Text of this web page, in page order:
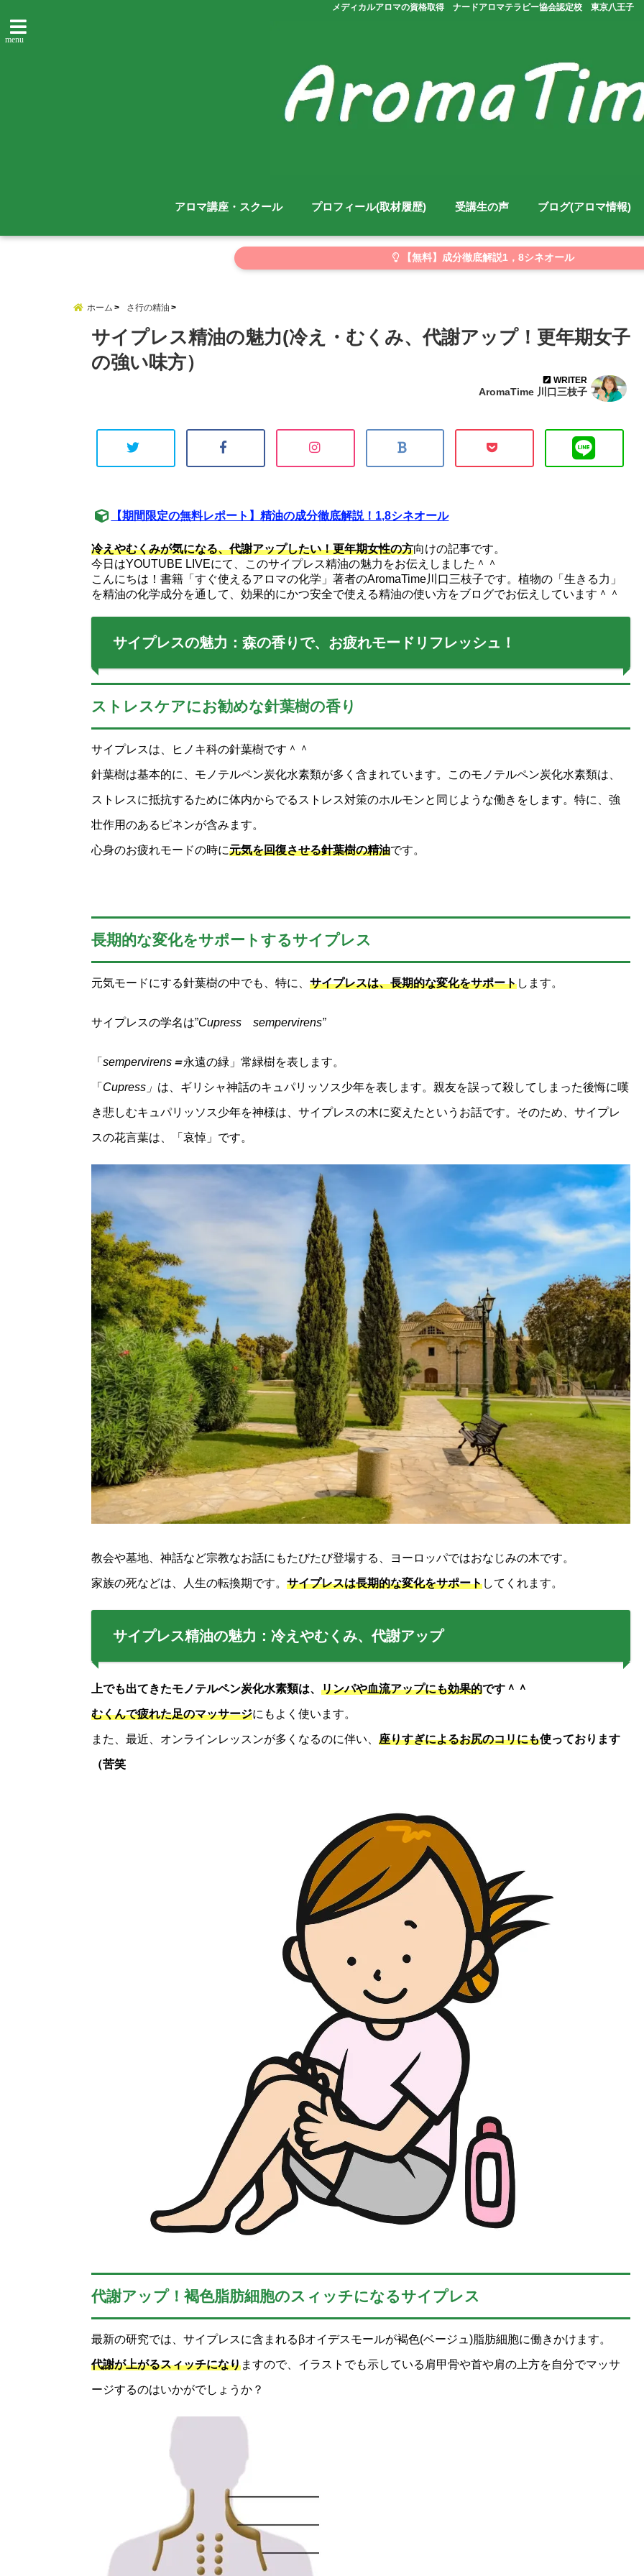
メディカルアロマの資格取得 ナードアロマテラピー協会認定校 東京八王子
menu
アロマ講座・スクール プロフィール(取材履歴) 受講生の声 ブログ(アロマ情報)
【無料】成分徹底解説1，8シネオール
ホーム さ行の精油
サイプレス精油の魅力(冷え・むくみ、代謝アップ！更年期女子
の強い味方）
WRITER
AromaTime 川口三枝子
【期間限定の無料レポート】精油の成分徹底解説！1,8シネオール
冷えやむくみが気になる、代謝アップしたい！更年期女性の方向けの記事です。
今日はYOUTUBE LIVEにて、このサイプレス精油の魅力をお伝えしました＾＾
こんにちは！書籍「すぐ使えるアロマの化学」著者のAromaTime川口三枝子です。植物の「生きる力」
を精油の化学成分を通して、効果的にかつ安全で使える精油の使い方をブログでお伝えしています＾＾
サイプレスの魅力：森の香りで、お疲れモードリフレッシュ！
ストレスケアにお勧めな針葉樹の香り
サイプレスは、ヒノキ科の針葉樹です＾＾
針葉樹は基本的に、モノテルペン炭化水素類が多く含まれています。このモノテルペン炭化水素類は、
ストレスに抵抗するために体内からでるストレス対策のホルモンと同じような働きをします。特に、強
壮作用のあるピネンが含みます。
心身のお疲れモードの時に元気を回復させる針葉樹の精油です。
長期的な変化をサポートするサイプレス
元気モードにする針葉樹の中でも、特に、 サイプレスは、長期的な変化をサポートします。
サイプレスの学名は”Cupress sempervirens”
「 sempervirens ＝永遠の緑」常緑樹を表します。
「 Cupress」 は、ギリシャ神話のキュパリッソス少年を表します。親友を誤って殺してしまった後悔に嘆
き悲しむキュパリッソス少年を神様は、サイプレスの木に変えたというお話です。そのため、サイプレ
スの花言葉は、「哀悼」です。
教会や墓地、神話など宗教なお話にもたびたび登場する、ヨーロッパではおなじみの木です。
家族の死などは、人生の転換期です。 サイプレスは長期的な変化をサポートしてくれます。
サイプレス精油の魅力：冷えやむくみ、代謝アップ
上でも出てきたモノテルペン炭化水素類は、 リンパや血流アップにも効果的です＾＾
むくんで疲れた足のマッサージにもよく使います。
また、最近、オンラインレッスンが多くなるのに伴い、 座りすぎによるお尻のコリにも使っております
（苦笑
代謝アップ！褐色脂肪細胞のスィッチになるサイプレス
最新の研究では、サイプレスに含まれるβオイデスモールが褐色(ベージュ)脂肪細胞に働きかけます。
代謝が上がるスィッチになりますので、イラストでも示している肩甲骨や首や肩の上方を自分でマッサ
ージするのはいかがでしょうか？